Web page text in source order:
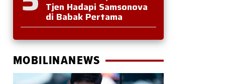
Tjen Hadapi Samsonova
di Babak Pertama
MOBILINANEWS